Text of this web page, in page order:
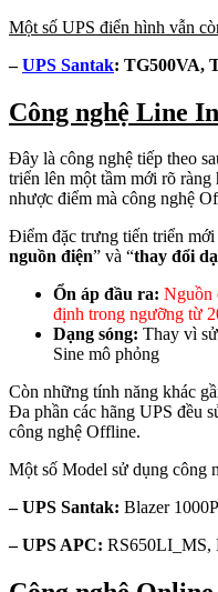
Một số UPS điển hình vẫn
–UPS Santak: TG500VA,
Công nghệ Line
Đây là công nghệ tiếp theo
triển lên một tầm mới rõ
nhược điểm mà công nghệ
Điểm đặc trưng tiến triển mới
nguồn điện” và “thay đổi
Ổn áp đầu ra: Nguồn
định trong ngưỡng từ
Dạng sóng: Thay vì
Sine mô phỏng
Còn những tính năng khác
Đa phần các hãng UPS đều
công nghệ Offline.
Một số Model sử dụng công
– UPS Santak: Blazer
– UPS APC: RS650LI_MS,